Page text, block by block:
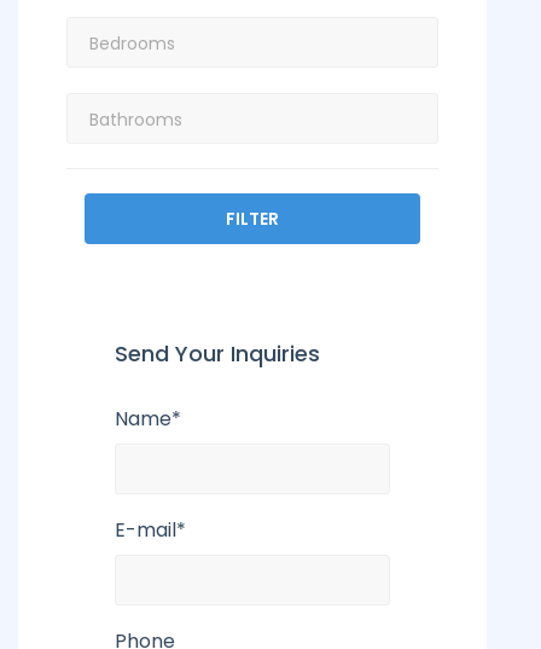
FILTER
Send Your Inquiries
Name*
E-mail*
Phone